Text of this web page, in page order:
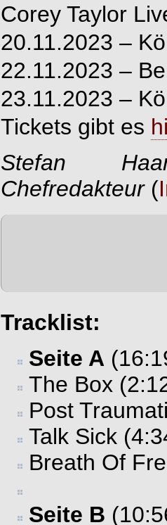
Corey Taylor
20.11.2023 –
22.11.2023 –
23.11.2023 –
Tickets gibt es
Stefan
Chefredakteur(
Tracklist:
Seite A
The Box
Post
Talk Sick
Breath Of
Seite B